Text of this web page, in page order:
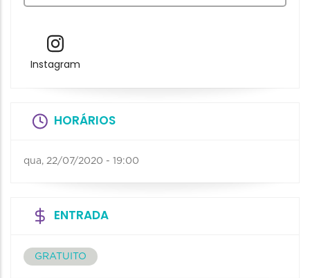
Instagram
HORÁRIOS
qua, 22/07/2020 - 19:00
ENTRADA
GRATUITO